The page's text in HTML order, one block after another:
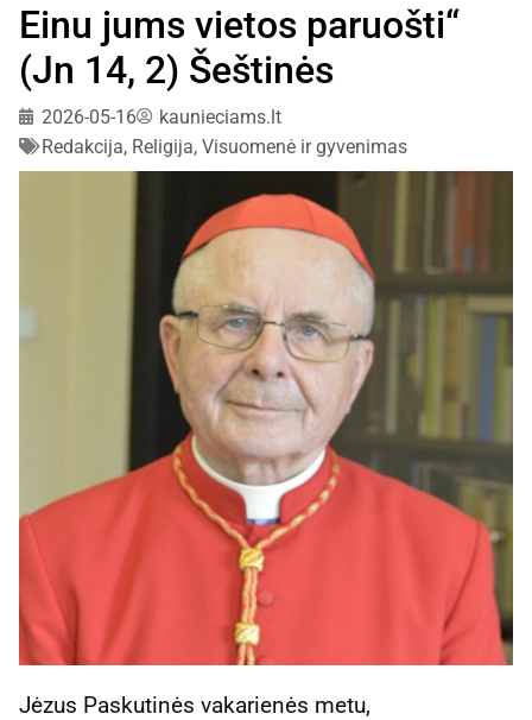
Einu jums vietos paruošti“
(Jn 14, 2) Šeštinės
2026-05-16
kaunieciams.lt
Redakcija, Religija, Visuomenė ir gyvenimas
Jėzus Paskutinės vakarienės metu,